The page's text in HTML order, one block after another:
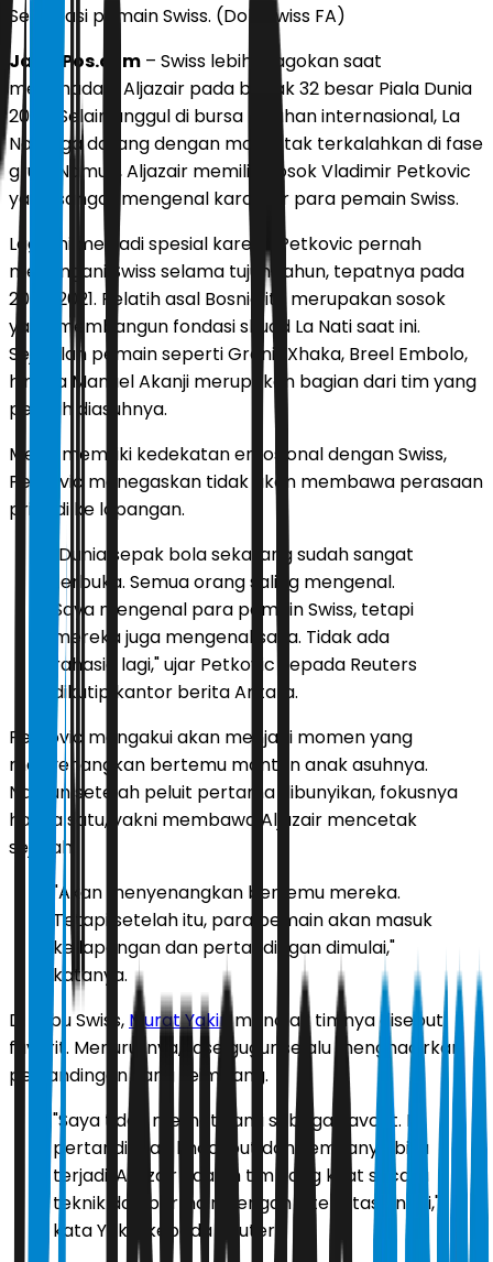
Selebrasi pemain Swiss. (Dok. Swiss FA)
JawaPos.com – Swiss lebih dijagokan saat
menghadapi Aljazair pada babak 32 besar Piala Dunia
2026. Selain unggul di bursa taruhan internasional, La
Nati juga datang dengan modal tak terkalahkan di fase
grup. Namun, Aljazair memiliki sosok Vladimir Petkovic
yang sangat mengenal karakter para pemain Swiss.
Laga ini menjadi spesial karena Petkovic pernah
menangani Swiss selama tujuh tahun, tepatnya pada
2014-2021. Pelatih asal Bosnia itu merupakan sosok
yang membangun fondasi skuad La Nati saat ini.
Sejumlah pemain seperti Granit Xhaka, Breel Embolo,
hingga Manuel Akanji merupakan bagian dari tim yang
pernah diasuhnya.
Meski memiliki kedekatan emosional dengan Swiss,
Petkovic menegaskan tidak akan membawa perasaan
pribadi ke lapangan.
"Dunia sepak bola sekarang sudah sangat
terbuka. Semua orang saling mengenal.
Saya mengenal para pemain Swiss, tetapi
mereka juga mengenal saya. Tidak ada
rahasia lagi," ujar Petkovic kepada Reuters
dikutip kantor berita Antara.
Petkovic mengakui akan menjadi momen yang
menyenangkan bertemu mantan anak asuhnya.
Namun setelah peluit pertama dibunyikan, fokusnya
hanya satu, yakni membawa Aljazair mencetak
sejarah.
"Akan menyenangkan bertemu mereka.
Tetapi setelah itu, para pemain akan masuk
ke lapangan dan pertandingan dimulai,"
katanya.
Di kubu Swiss, Murat Yakin menolak timnya disebut
favorit. Menurutnya, fase gugur selalu menghadirkan
pertandingan yang seimbang.
"Saya tidak melihat kami sebagai favorit. Ini
pertandingan knockout dan semuanya bisa
terjadi. Aljazair adalah tim yang kuat secara
teknik dan bermain dengan intensitas tinggi,"
kata Yakin kepada Reuters.